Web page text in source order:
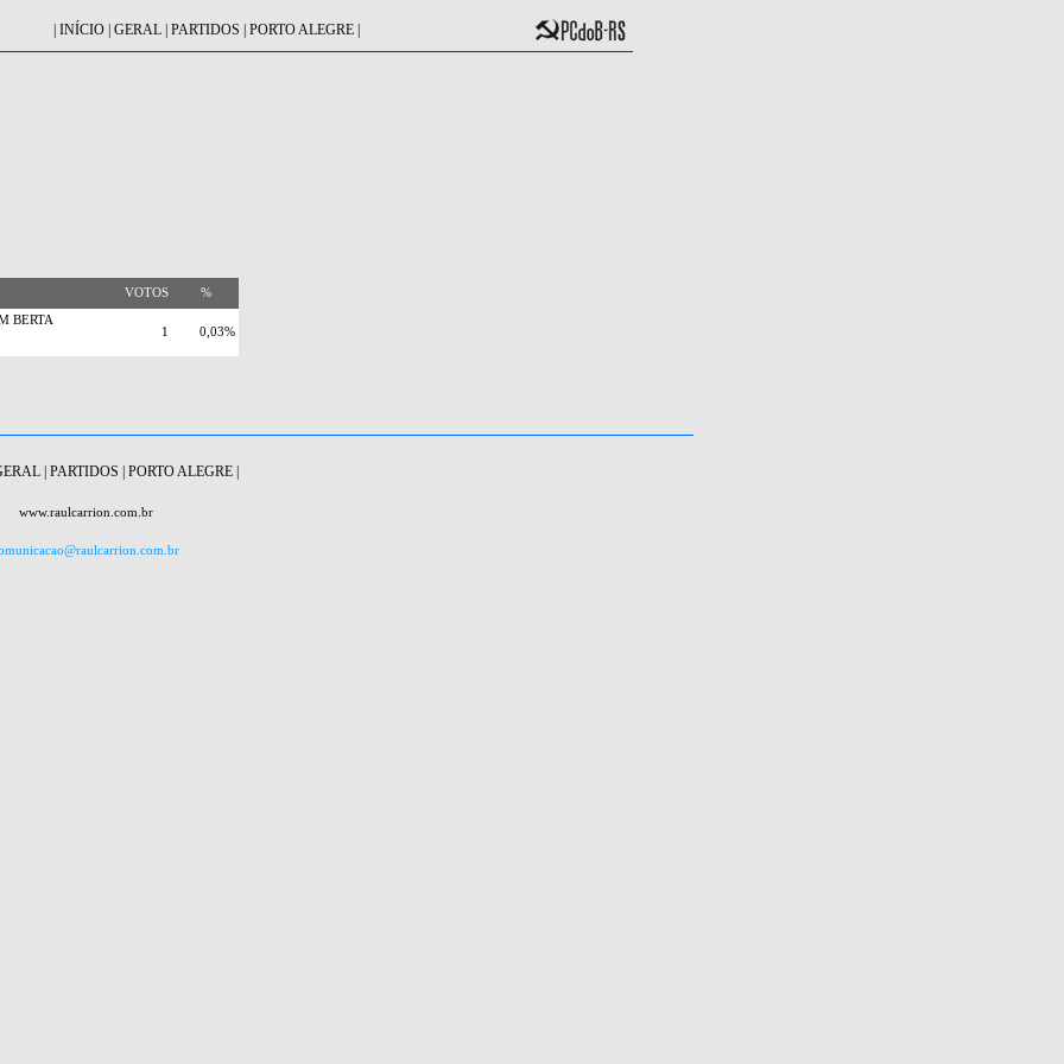
INÍCIO GERAL PARTIDOS PORTO ALEGRE
VOTOS %
BERTA
1
0,03%
| PARTIDOS | PORTO ALEGRE |
www.raulcarrion.com.br